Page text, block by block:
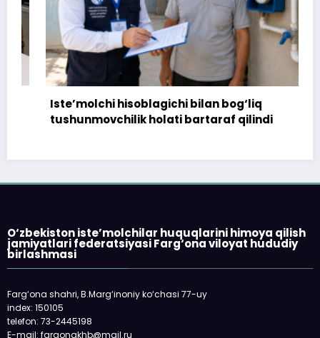
Iste’molchi hisoblagichi bilan bog‘liq
tushunmovchilik holati bartaraf qilindi
O‘zbekiston iste’molchilar huquqlarini himoya qilish
jamiyatlari federatsiyasi Farg‘ona viloyat hududiy
birlashmasi
Farg‘ona shahri, B.Marg‘inoniy ko‘chasi 77-uy
index: 150105
telefon: 73-2445198
E-mail: fargonakhb@mail.ru